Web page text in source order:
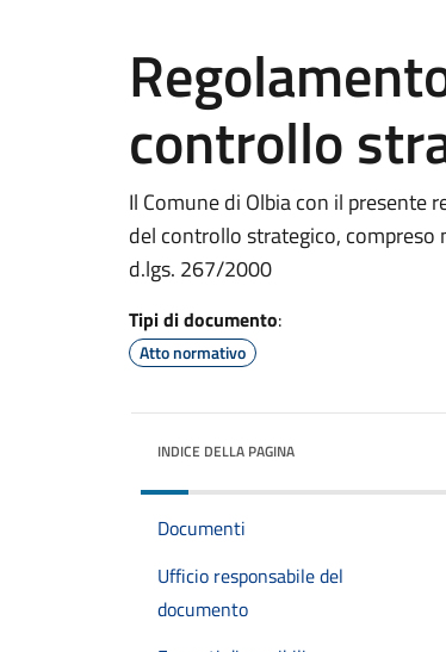
controllo
Il Comune di Olbia con il
del controllo strategico,
d.lgs. 267/2000
Tipi di documento:
Atto normativo
INDICE DELLA PAGINA
Documenti
Ufficio responsabile del
documento